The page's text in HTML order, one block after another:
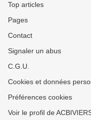
Top articles
Pages
Contact
Signaler un abus
C.G.U.
Cookies et données
Préférences cookies
Voir le profil de